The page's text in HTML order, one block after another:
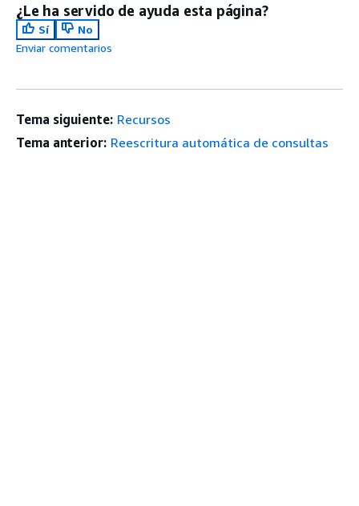
¿Le ha servido de ayuda esta página?
Sí
No
Enviar comentarios
Tema siguiente: Recursos
Tema anterior: Reescritura automática de consultas